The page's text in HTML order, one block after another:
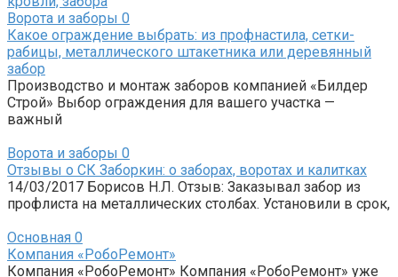
Ворота и заборы 0
Какое ограждение выбрать: из профнастила, сетки-
рабицы, металлического штакетника или деревянный
забор
Производство и монтаж заборов компанией «Билдер
Строй» Выбор ограждения для вашего участка —
важный
Ворота и заборы 0
Отзывы о СК Заборкин: о заборах, воротах и калитках
14/03/2017 Борисов Н.Л. Отзыв: Заказывал забор из
профлиста на металлических столбах. Установили в срок,
Основная 0
Компания «РобоРемонт»
Компания «РобоРемонт» Компания «РобоРемонт» уже